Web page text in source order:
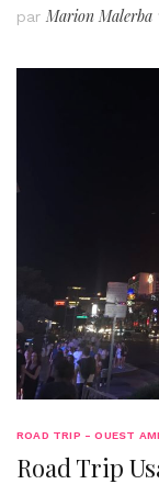
par Marion Malerba
ROAD TRIP - OUEST
Road Trip